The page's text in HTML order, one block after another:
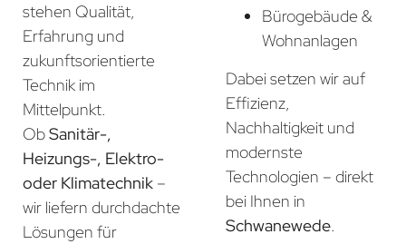
stehen Qualität,
Erfahrung und
zukunftsorientierte
Technik im
Mittelpunkt.
ObSanitär-,
Heizungs-, Elektro-
oder Klimatechnik –
wir liefern durchdachte
Lösungen für
Bürogebäude &
Wohnanlagen
Dabei setzen wir auf
Effizienz,
Nachhaltigkeit und
modernste
Technologien – direkt
bei Ihnen in
Schwanewede.